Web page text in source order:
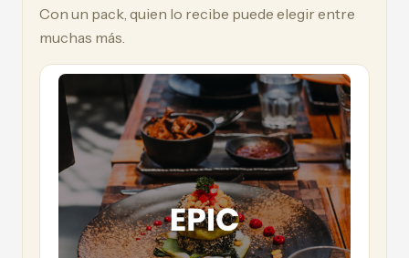
Con un pack, quien lo recibe puede elegir entre
muchas más.